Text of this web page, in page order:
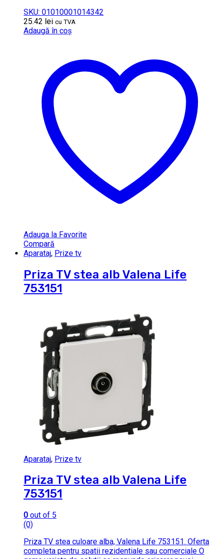
SKU: 01010001014342
25.42 lei cu TVA
Adaugă în coș
Adauga la Favorite
Compară
Aparataj, Prize tv
Priza TV stea alb Valena Life
753151
Aparataj, Prize tv
Priza TV stea alb Valena Life
753151
0 out of 5
(0)
Priza TV stea culoare alba, Valena Life 753151. Oferta
completa pentru spatii rezidentiale sau comerciale O